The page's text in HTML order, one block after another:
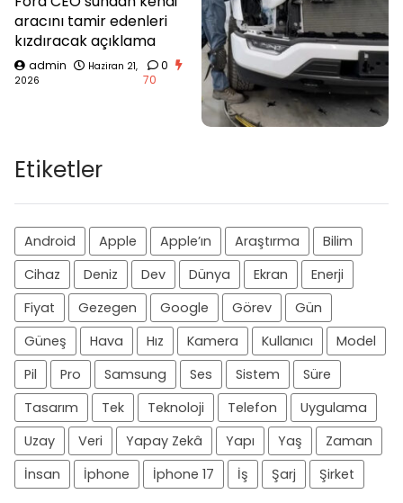
aracını tamir edenleri
kızdıracak açıklama
admin
Haziran 21,
2026
0
70
Etiketler
Android Apple Apple’ın Araştırma
Bilim
Cihaz
Deniz Dev Dünya Ekran
Enerji
Fiyat
Gezegen Google Görev
Gün
Güneş
Hava Hız Kamera Kullanıcı
Model
Pil
Pro Samsung Ses Sistem
Süre
Tasarım
Tek Teknoloji Telefon
Uygulama
Uzay
Veri Yapay Zekâ Yapı Yaş
Zaman
İnsan
İphone İphone 17 İş Şarj Şirket